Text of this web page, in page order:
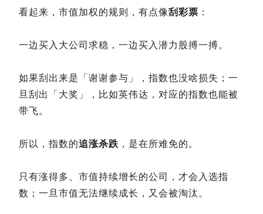
看起来，市值加权的规则，有点像刮彩票 ：
一边买入大公司求稳，一边买入潜力股搏一搏。
如果刮出来是「谢谢参与」，指数也没啥损失；一
旦刮出「大奖」，比如英伟达，对应的指数也能被
带飞。
所以，指数的追涨杀跌 ，是在所难免的。
只有涨得多、市值持续增长的公司，才会入选指
数；一旦市值无法继续成长，又会被淘汰。